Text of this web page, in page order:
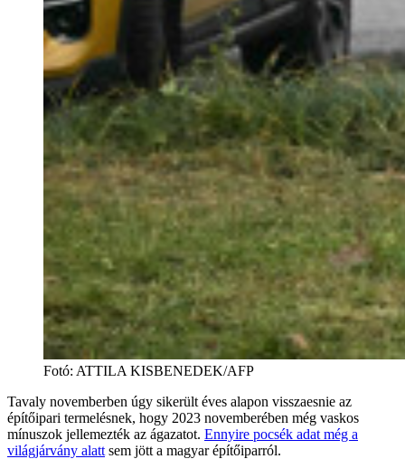
Fotó: ATTILA KISBENEDEK/AFP
Tavaly novemberben úgy sikerült éves alapon visszaesnie az
építőipari termelésnek, hogy 2023 novemberében még vaskos
mínuszok jellemezték az ágazatot. Ennyire pocsék adat még a
világjárvány alatt sem jött a magyar építőiparról.